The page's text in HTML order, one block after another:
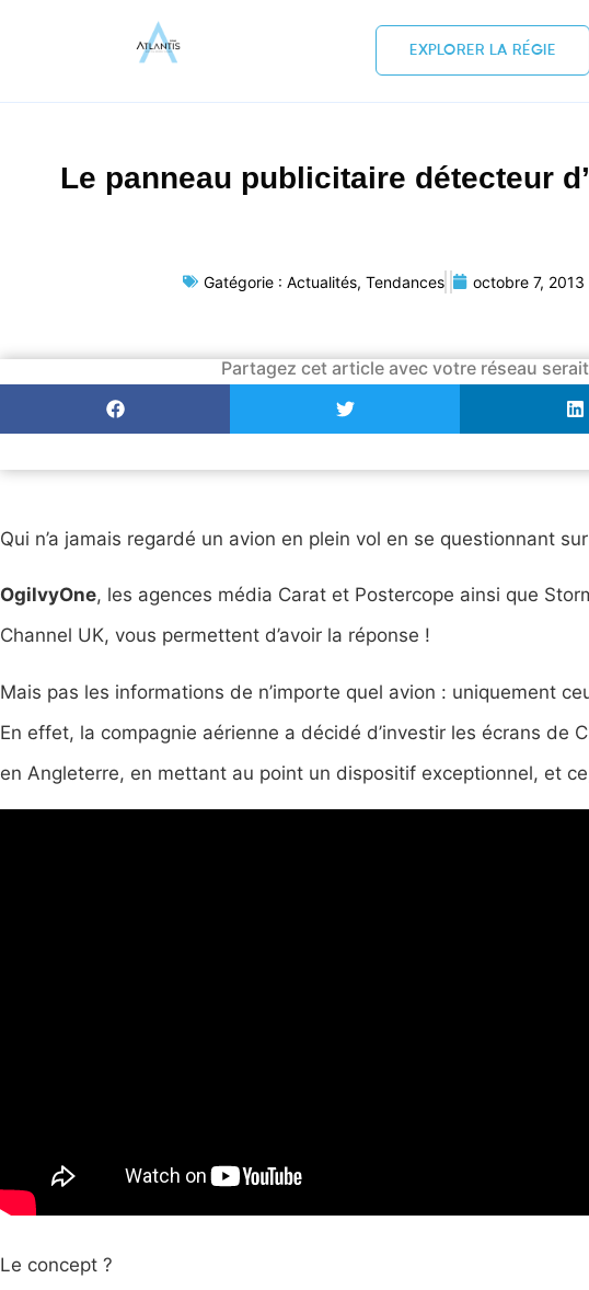
EXPLORER LA RÉGIE
Le panneau publicitaire détecteur
Gatégorie : Actualités, Tendances octobre 7, 2013
Partagez cet article avec votre réseau
Qui n’a jamais regardé un avion en plein vol en se questionnant
OgilvyOne, les agences média Carat et Postercope ainsi que
Channel UK, vous permettent d’avoir la réponse !
Mais pas les informations de n’importe quel avion : uniquement
En effet, la compagnie aérienne a décidé d’investir les écrans de
en Angleterre, en mettant au point un dispositif exceptionnel, et
Le concept ?